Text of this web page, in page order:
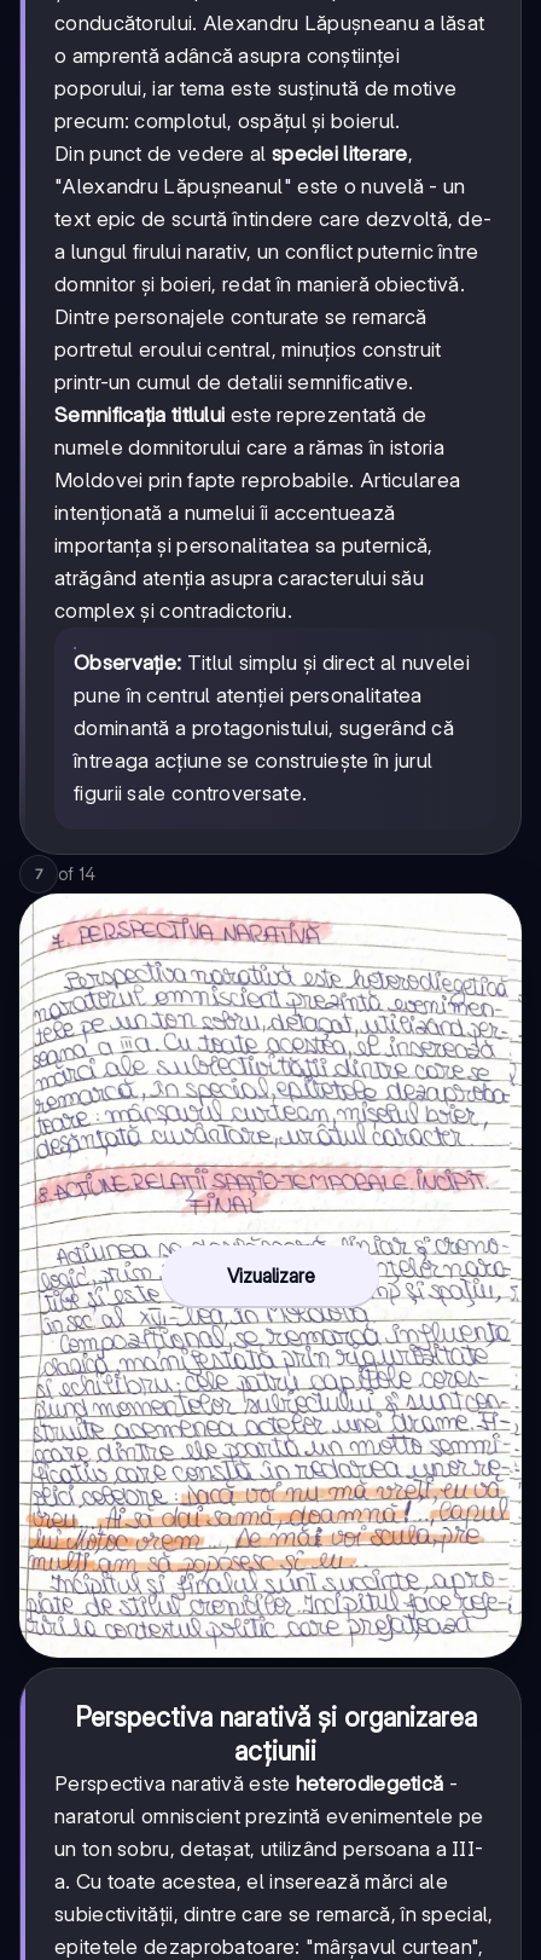
conducătorului. Alexandru Lăpușneanu a lăsat
o amprentă adâncă asupra conștiinței
poporului, iar tema este susținută de motive
precum: complotul, ospățul și boierul.
Din punct de vedere al speciei literare,
"Alexandru Lăpușneanul" este o nuvelă - un
text epic de scurtă întindere care dezvoltă, de-
a lungul firului narativ, un conflict puternic între
domnitor și boieri, redat în manieră obiectivă.
Dintre personajele conturate se remarcă
portretul eroului central, minuțios construit
printr-un cumul de detalii semnificative.
Semnificația titlului este reprezentată de
numele domnitorului care a rămas în istoria
Moldovei prin fapte reprobabile. Articularea
intenționată a numelui îi accentuează
importanța și personalitatea sa puternică,
atrăgând atenția asupra caracterului său
complex și contradictoriu.
Observație: Titlul simplu și direct al nuvelei
pune în centrul atenției personalitatea
dominantă a protagonistului, sugerând că
întreaga acțiune se construiește în jurul
figurii sale controversate.
7 of 14
Vizualizare
Perspectiva narativă și organizarea
acțiunii
Perspectiva narativă este heterodiegetică -
naratorul omniscient prezintă evenimentele pe
un ton sobru, detașat, utilizând persoana a III-
a. Cu toate acestea, el inserează mărci ale
subiectivității, dintre care se remarcă, în special,
epitetele dezaprobatoare: "mârșavul curtean",